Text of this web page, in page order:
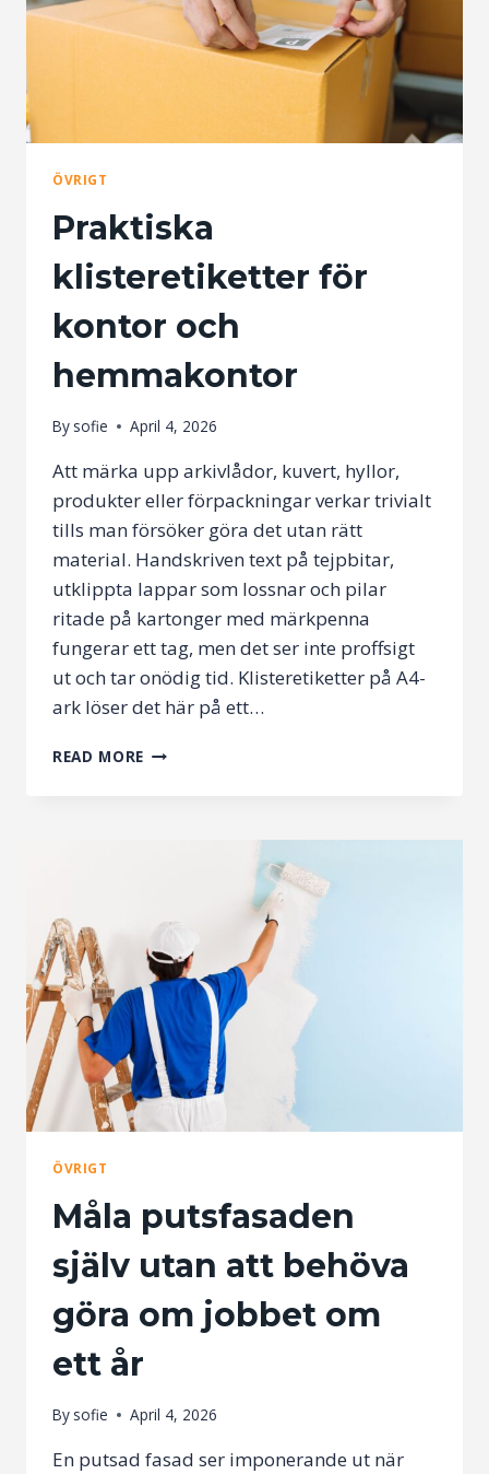
ÖVRIGT
Praktiska
klisteretiketter för
kontor och
hemmakontor
By sofie April 4, 2026
Att märka upp arkivlådor, kuvert, hyllor,
produkter eller förpackningar verkar trivialt
tills man försöker göra det utan rätt
material. Handskriven text på tejpbitar,
utklippta lappar som lossnar och pilar
ritade på kartonger med märkpenna
fungerar ett tag, men det ser inte proffsigt
ut och tar onödig tid. Klisteretiketter på A4-
ark löser det här på ett…
READ MORE PRAKTISKA
HEMMAKONTOR
ÖVRIGT
Måla putsfasaden
själv utan att behöva
göra om jobbet om
ett år
By sofie April 4, 2026
En putsad fasad ser imponerande ut när